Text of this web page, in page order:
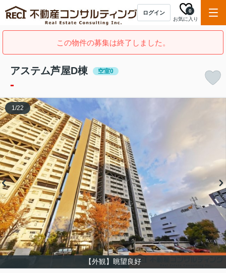
ログイン
お気に入り
0
この物件の募集は終了しました。
アステム芦屋D棟 空室0
-
【外観】眺望良好
1/22